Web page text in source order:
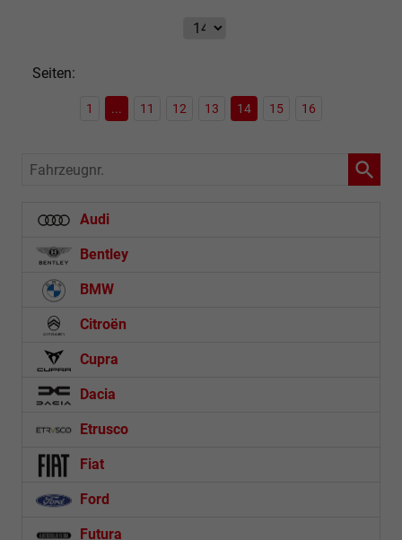
Seiten:
1 ... 11 12 13 14 15 16
Fahrzeugnr.
Audi
Bentley
BMW
Citroën
Cupra
Dacia
Etrusco
Fiat
Ford
Futura